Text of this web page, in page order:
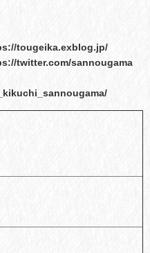
tougeika.exblog.jp/
twitter.com/sannougama